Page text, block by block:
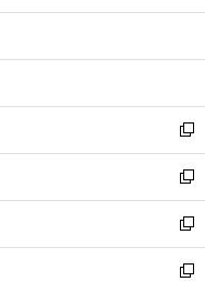
開
ウ
開
ン
ウ
開
く
ウ
ン
ウ
で
開
く
し
ウ
ン
ド
ウ
で
開
く
新
し
い
ウ
ィ
ン
ド
新
し
い
ウ
ィ
新
し
い
新